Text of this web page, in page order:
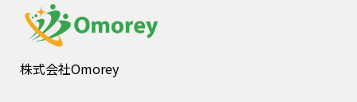
株式会社Omorey